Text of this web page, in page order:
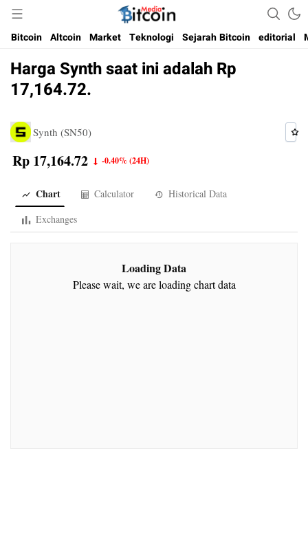
Bitcoin Media Indonesia
Media Bitcoin dan Cryptocurrency, dan Blockchain di Indonesia
Bitcoin Altcoin Market Teknologi Sejarah Bitcoin editorial
Harga Synth saat ini adalah Rp
17,164.72.
Synth (SN50)
Rp 17,164.72 -0.40%(24H)
Chart Calculator
Historical Data
Exchanges
Loading Data
Please wait, we are loading chart data